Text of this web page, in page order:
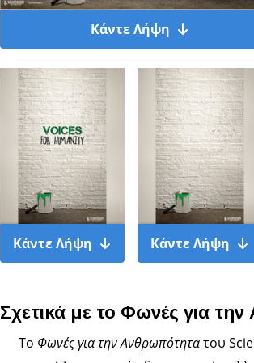
Κάντε Λήψη
Κάντε Λήψη Κάντε Λήψη
Σχετικά με το Φωνές για
Το Φωνές για την Ανθρωπότητατου